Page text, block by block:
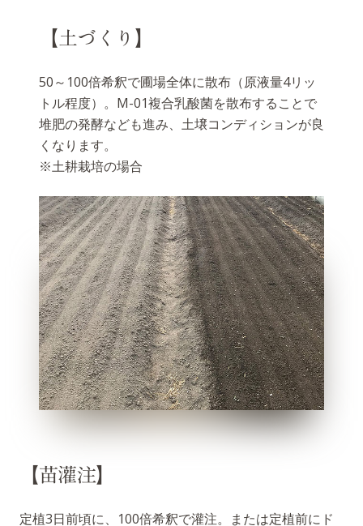
【土づくり】
50～100倍希釈で圃場全体に散布（原液量4リッ
トル程度）。M-01複合乳酸菌を散布することで
堆肥の発酵なども進み、土壌コンディションが良
くなります。
※土耕栽培の場合
【苗灌注】
定植3日前頃に、100倍希釈で灌注。または定植前にド